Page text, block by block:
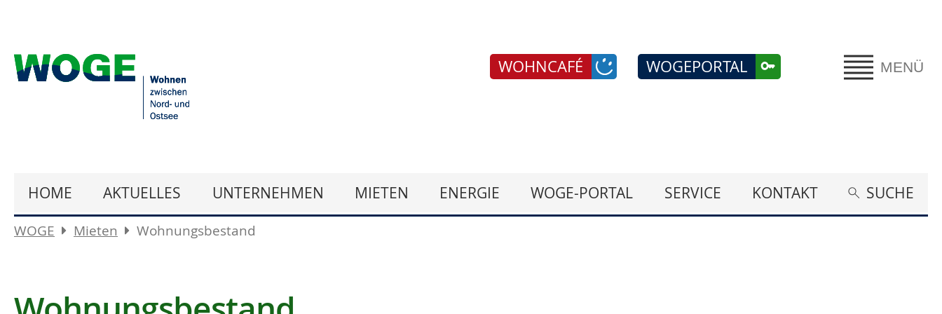
MENÜ
WOGEPORTAL
WOHNCAFÉ
HOME AKTUELLES UNTERNEHMEN MIETEN ENERGIE WOGE-PORTAL SERVICE KONTAKT SUCHE
WOGE Mieten Wohnungsbestand